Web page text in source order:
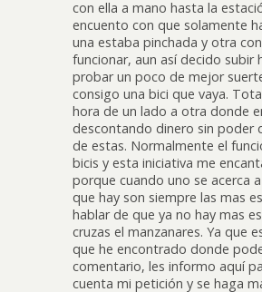
con ella a mano hasta la
encuento con que solamente
una estaba pinchada y otra
funcionar, aun así decido subir
probar un poco de mejor
consigo una bici que vaya.
hora de un lado a otra donde
descontando dinero sin poder
de estas. Normalmente el
bicis y esta iniciativa me
porque cuando uno se acerca
que hay son siempre las mas
hablar de que ya no hay mas
cruzas el manzanares. Ya que
que he encontrado donde
comentario, les informo aquí
cuenta mi petición y se haga